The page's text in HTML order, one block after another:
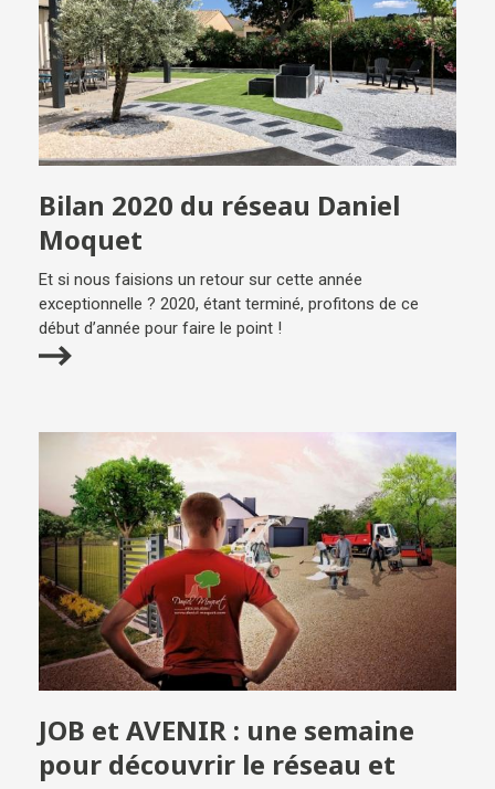
Bilan 2020 du réseau Daniel
Moquet
Et si nous faisions un retour sur cette année
exceptionnelle ? 2020, étant terminé, profitons de ce
début d’année pour faire le point !
JOB et AVENIR : une semaine
pour découvrir le réseau et